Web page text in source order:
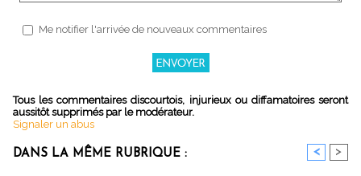
Me notifier l'arrivée de nouveaux commentaires
Tous les commentaires discourtois, injurieux ou diffamatoires seront
aussitôt supprimés par le modérateur.
Signaler un abus
DANS LA MÊME RUBRIQUE : < >